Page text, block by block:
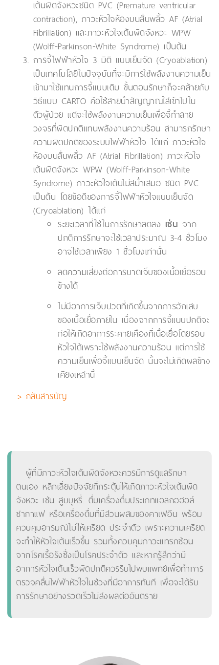
เต้นผิดจังหวะชนิด PVC (Premature ventricular
contraction), ภาวะหัวใจห้องบนสั่นพลิ้ว AF (Atrial
Fibrillation) และภาวะหัวใจเต้นผิดจังหวะ WPW
(Wolff-Parkinson-White Syndrome) เป็นต้น
การจี้ไฟฟ้าหัวใจ 3 มิติ แบบเย็นจัด (Cryoablation)
เป็นเทคโนโลยีในปัจจุบันที่จะมีการใช้พลังงานความเย็น
เข้ามาใช้แทนการจี้แบบเดิม ขั้นตอนรักษาก็จะคล้ายกับ
วิธีแบบ CARTO คือใช้สายนำสัญญาณใส่เข้าไปใน
ตัวผู้ป่วย แต่จะใช้พลังงานความเย็นเพื่อจี้ทำลาย
วงจรที่ผิดปกติแทนพลังงานความร้อน สามารถรักษา
ความผิดปกติของระบบไฟฟ้าหัวใจ ได้แก่ ภาวะหัวใจ
ห้องบนสั่นพลิ้ว AF (Atrial Fibrillation) ภาวะหัวใจ
เต้นผิดจังหวะ WPW (Wolff-Parkinson-White
Syndrome) ภาวะหัวใจเต้นไม่สม่ำเสมอ ชนิด PVC
เป็นต้น โดยข้อดีของการจี้ไฟฟ้าหัวใจแบบเย็นจัด
(Cryoablation) ได้แก่
ระยะเวลาที่ใช้ในการรักษาลดลง เช่น จาก
ปกติการรักษาจะใช้เวลาประมาณ 3-4 ชั่วโมง
อาจใช้เวลาเพียง 1 ชั่วโมงเท่านั้น
ลดความเสี่ยงต่อการบาดเจ็บของเนื้อเยื่อรอบ
ข้างได้
ไม่มีอาการเจ็บปวดที่เกิดขึ้นจากการอักเสบ
ของเนื้อเยื่อภายใน เนื่องจากการจี้แบบปกติจะ
ก่อให้เกิดอาการระคายเคืองที่เนื้อเยื่อโดยรอบ
หัวใจได้เพราะใช้พลังงานความร้อน แต่การใช้
ความเย็นเพื่อจี้แบบเย็นจัด นั้นจะไม่เกิดผลข้าง
เคียงเหล่านี้
> กลับสารบัญ
ผู้ที่มีภาวะหัวใจเต้นผิดจังหวะควรมีการดูแลรักษา
ตนเอง หลีกเลี่ยงปัจจัยที่กระตุ้นให้เกิดภาวะหัวใจเต้นผิด
จังหวะ เช่น สูบบุหรี่. ดื่มเครื่องดื่มประเภทแอลกอฮอล์
ชากาแฟ หรือเครื่องดื่มที่มีส่วนผสมของคาเฟอีน พร้อม
ควบคุมอารมณ์ไม่ให้เครียด ประจำตัว เพราะความเครียด
จะทำให้หัวใจเต้นเร็วขึ้น รวมทั้งควบคุมภาวะแทรกซ้อน
จากโรคเรื้อรังซึ่งเป็นโรคประจำตัว และหากรู้สึกว่ามี
อาการหัวใจเต้นเร็วผิดปกติควรรีบไปพบแพทย์เพื่อทำการ
ตรวจคลื่นไฟฟ้าหัวใจในช่วงที่มีอาการทันที เพื่อจะได้รับ
การรักษาอย่างรวดเร็วไม่ส่งผลต่ออันตราย